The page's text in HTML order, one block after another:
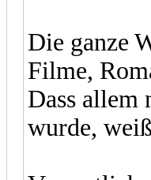
Die ganze
Filme,
Dass allem
wurde,